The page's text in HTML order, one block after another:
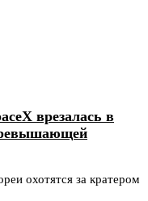
врезалась в
охотятся за кратером